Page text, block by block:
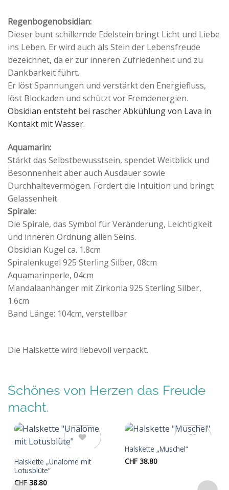
Regenbogenobsidian:
Dieser bunt schillernde Edelstein bringt Licht und Liebe
ins Leben. Er wird auch als Stein der Lebensfreude
bezeichnet, da er zur inneren Zufriedenheit und zu
Dankbarkeit führt.
Er löst Spannungen und verstärkt den Energiefluss,
löst Blockaden und schützt vor Fremdenergien.
Obsidian entsteht bei rascher Abkühlung von Lava in
Kontakt mit Wasser.
Aquamarin:
Stärkt das Selbstbewusstsein, spendet Weitblick und
Besonnenheit aber auch Ausdauer sowie
Durchhaltevermögen. Fördert die Intuition und bringt
Gelassenheit.
Spirale:
Die Spirale, das Symbol für Veränderung, Leichtigkeit
und inneren Ordnung allen Seins.
Obsidian Kugel ca. 1.8cm
Spiralenkugel 925 Sterling Silber, 08cm
Aquamarinperle, 04cm
Mandalaanhänger mit Zirkonia 925 Sterling Silber,
1.6cm
Band Länge: 104cm, verstellbar
Die Halskette wird liebevoll verpackt.
Schönes von Herzen das Freude
macht.
Wunschliste
Halskette „Unalome mit
Lotusblüte“
CHF38.80
Halskette „Muschel“
CHF 38.80